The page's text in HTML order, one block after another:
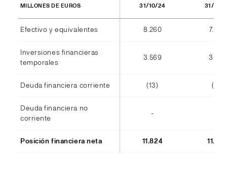
MILLONES DE EUROS 31/10/24 31/10/
Efectivo y equivalentes 8.260 7.940
Inversiones financieras
temporales
3.569 3.555
Deuda financiera corriente (13) (14)
Deuda financiera no
corriente
-
Posición financiera neta 11.824